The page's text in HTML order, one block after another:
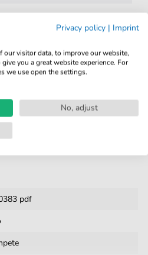
Kauf
pdf
Privacy policy | Imprint
our visitor data, to improve our website,
you a great website experience. For
we use open the settings.
No, adjust